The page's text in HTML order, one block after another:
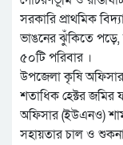
সরকারি প্রাথমিক
ভাঙনের ঝুঁকিতে পড়ে,
৫০টি পরিবার ।
উপজেলা কৃষি
শতাধিক হেক্টর জমির
অফিসার (ইউএনও)
সহায়তার চাল ও